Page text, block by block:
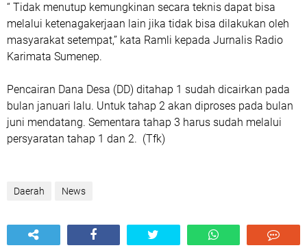
“ Tidak menutup kemungkinan secara teknis dapat bisa
melalui ketenagakerjaan lain jika tidak bisa dilakukan oleh
masyarakat setempat,’’ kata Ramli kepada Jurnalis Radio
Karimata Sumenep.
Pencairan Dana Desa (DD) ditahap 1 sudah dicairkan pada
bulan januari lalu. Untuk tahap 2 akan diproses pada bulan
juni mendatang. Sementara tahap 3 harus sudah melalui
persyaratan tahap 1 dan 2. (Tfk)
Daerah News